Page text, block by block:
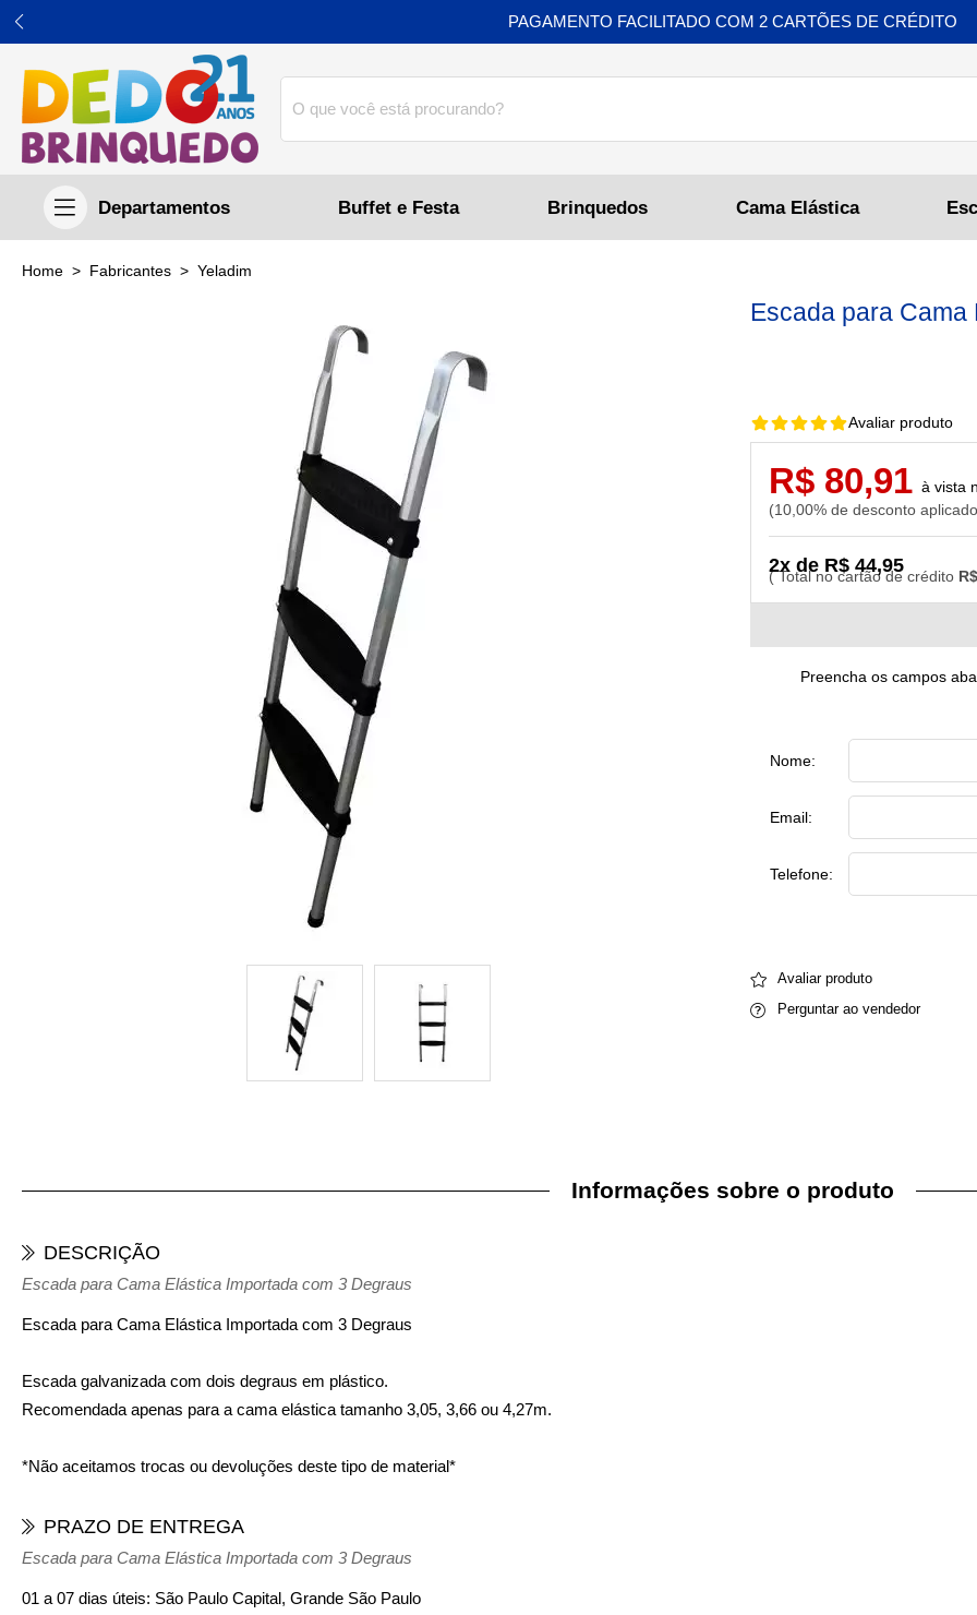
Buffet e Festa Brinquedos Cama Elástica
PAGAMENTO FACILITADO COM 2 CARTÕES DE CRÉDITO
home Fabricantes yeladim
Escada para Cama
Avaliar produto
2x de R$ 44,95
R$ 80,91
10,00% de desconto aplicado
Preencha os campos
Nome:
Email:
Telefone:
Avaliar produto
Perguntar ao vendedor
Informações sobre o produto
DESCRIÇÃO
Escada para Cama Elástica Importada com 3 Degraus
Escada para Cama Elástica Importada com 3 Degraus
Escada galvanizada com dois degraus em plástico.
Recomendada apenas para a cama elástica tamanho 3,05, 3,66 ou 4,27m.
*Não aceitamos trocas ou devoluções deste tipo de material*
PRAZO DE ENTREGA
Escada para Cama Elástica Importada com 3 Degraus
01 a 07 dias úteis: São Paulo Capital, Grande São Paulo